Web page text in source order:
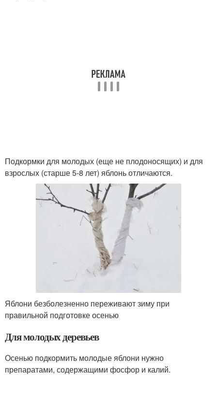
Подкормки для молодых (еще не плодоносящих) и для
взрослых (старше 5-8 лет) яблонь отличаются.
Яблони безболезненно переживают зиму при
правильной подготовке осенью
Для молодых деревьев
Осенью подкормить молодые яблони нужно
препаратами, содержащими фосфор и калий.